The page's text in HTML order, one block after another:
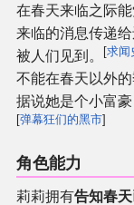
在春天来临之际
来临的消息传递
被人们见到。
[求闻
不能在春天以外
据说她是个小富
[弹幕狂们的黑市]
角色能力
莉莉拥有告知春